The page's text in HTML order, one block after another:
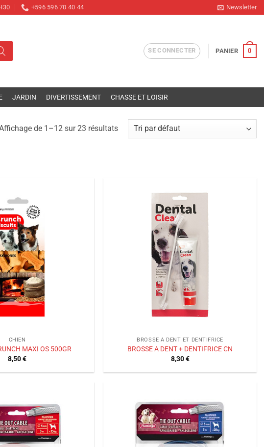
+596 596 70 40 44 Newsletter
SE CONNECTER PANIER 0
JARDIN DIVERTISSEMENT CHASSE ET LOISIR
de 1–12 sur 23 résultats
CHIEN
MAXI OS 500GR
8,50€
BROSSE A DENT ET DENTIFRICE
BROSSE A DENT + DENTIFRICE CN
8,30€